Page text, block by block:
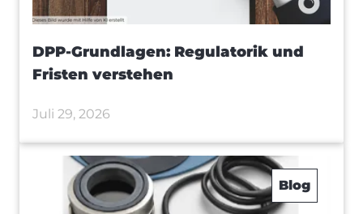
DPP-Grundlagen: Regulatorik und
Fristen verstehen
Juli 29, 2026
Blog